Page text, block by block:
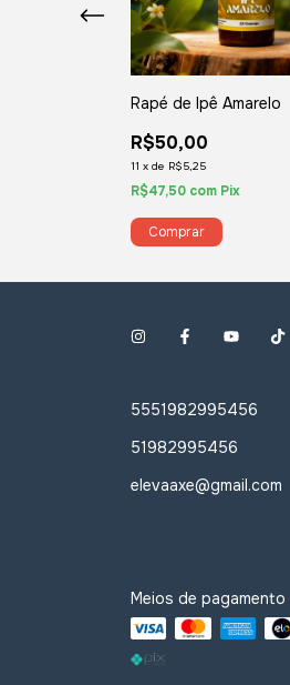
Rapé de Ipê Amarelo
R$50,00
11 x de R$5,25
R$47,50 com Pix
5551982995456
51982995456
elevaaxe@gmail.com
Meios de pagamento